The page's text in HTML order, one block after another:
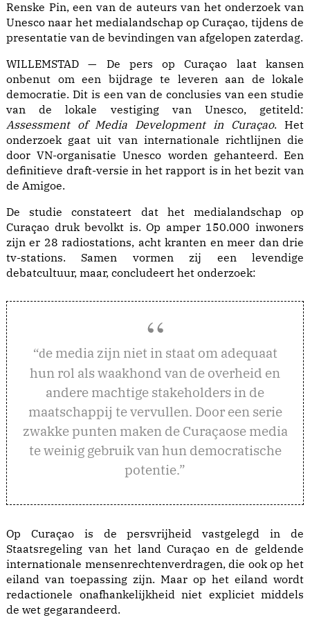
Renske Pin, een van de auteurs van het onderzoek van
Unesco naar het medialandschap op Curaçao, tijdens de
presentatie van de bevindingen van afgelopen zaterdag.
WILLEMSTAD — De pers op Curaçao laat kansen
onbenut om een bijdrage te leveren aan de lokale
democratie. Dit is een van de conclusies van een studie
van de lokale vestiging van Unesco, getiteld:
Assessment of Media Development in Curaçao. Het
onderzoek gaat uit van internationale richtlijnen die
door VN-organisatie Unesco worden gehanteerd. Een
definitieve draft-versie in het rapport is in het bezit van
de Amigoe.
De studie constateert dat het medialandschap op
Curaçao druk bevolkt is. Op amper 150.000 inwoners
zijn er 28 radiostations, acht kranten en meer dan drie
tv-stations. Samen vormen zij een levendige
debatcultuur, maar, concludeert het onderzoek:
“de media zijn niet in staat om adequaat
hun rol als waakhond van de overheid en
andere machtige stakeholders in de
maatschappij te vervullen. Door een serie
zwakke punten maken de Curaçaose media
te weinig gebruik van hun democratische
potentie.”
Op Curaçao is de persvrijheid vastgelegd in de
Staatsregeling van het land Curaçao en de geldende
internationale mensenrechtenverdragen, die ook op het
eiland van toepassing zijn. Maar op het eiland wordt
redactionele onafhankelijkheid niet expliciet middels
de wet gegarandeerd.